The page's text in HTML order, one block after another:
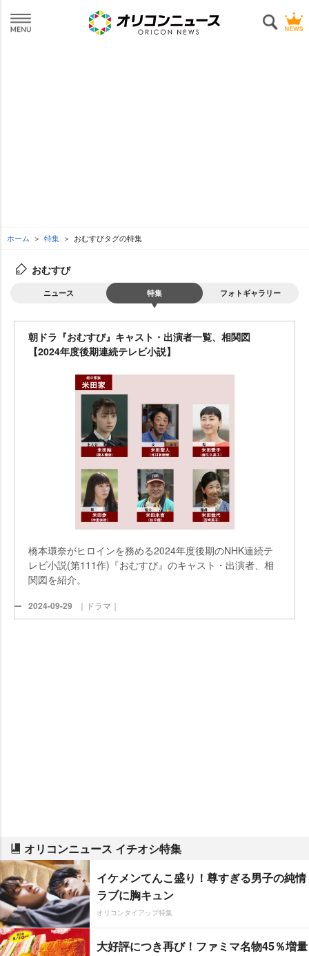
ホーム 特集 おむすびタグの特集
おむすび
ニュース 特集 フォトギャラリー
朝ドラ『おむすび』キャスト・出演者一覧、相関図
【2024年度後期連続テレビ小説】
橋本環奈がヒロインを務める2024年度後期のNHK連続テ
レビ小説(第111作)『おむすび』のキャスト・出演者、相
関図を紹介。
2024-09-29 ｜ドラマ｜
オリコンニュース イチオシ特集
イケメンてんこ盛り！尊すぎる男子の純情
ラブに胸キュン
オリコンタイアップ特集
大好評につき再び！ファミマ名物45％増量